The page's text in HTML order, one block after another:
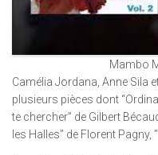
Mambo
Camélia Jordana, Anne Sila
plusieurs pièces dont
te chercher” de Gilbert
les Halles” de Florent Pagny,